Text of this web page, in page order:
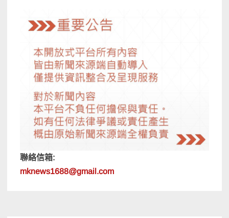
聯絡信箱:
mknews1688@gmail.com